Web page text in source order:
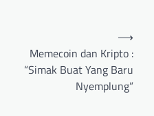
Memecoin dan Kripto :
“Simak Buat Yang Baru
Nyemplung”
⟶